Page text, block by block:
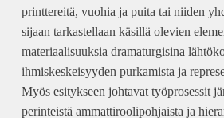
printtereitä, vuohia ja puita tai niiden
sijaan tarkastellaan käsillä olevien
materiaalisuuksia dramaturgisina
ihmiskeskeisyyden purkamista ja
Myös esitykseen johtavat työprosessit
perinteistä ammattiroolipohjaista ja